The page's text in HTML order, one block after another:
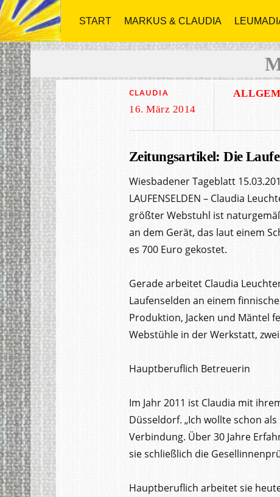
START MARKUS & CLAUDIA
CLAUDIA
16. März 2014
Zeitungsartikel: Die
Wiesbadener Tageblatt
LAUFENSELDEN – Claudia
größter Webstuhl ist
an dem Gerät, das laut einem
es 700 Euro gekostet.
Gerade arbeitet Claudia
Laufenselden an einem
Produktion, Jacken und Mäntel
Webstühle in der Werkstatt,
Hauptberuflich Betreuerin
Im Jahr 2011 ist Claudia mit
Düsseldorf. „Ich wollte schon
Verbindung. Über 30 Jahre
sie schließlich die
Hauptberuflich arbeitet sie